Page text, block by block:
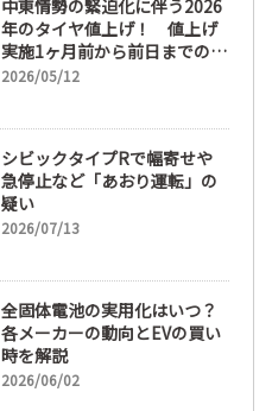
中東情勢の緊迫化に伴う2026
年のタイヤ値上げ！ 値上げ
実施1ヶ月前から前日までの期
間が販売において極めて重要
2026/05/12
シビックタイプRで幅寄せや
急停止など「あおり運転」の
疑い
2026/07/13
全固体電池の実用化はいつ？
各メーカーの動向とEVの買い
時を解説
2026/06/02